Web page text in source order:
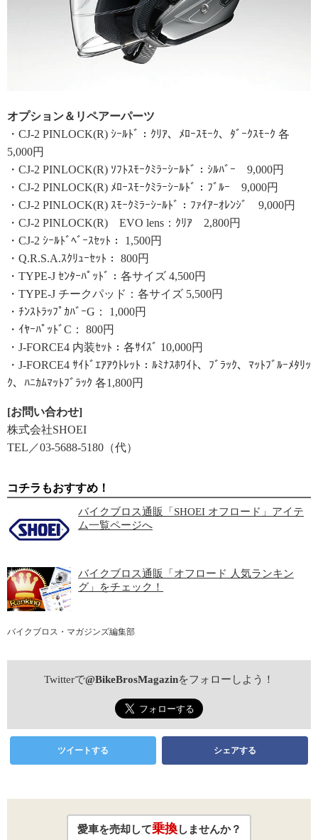
オプション＆リペアーパーツ
・CJ-2 PINLOCK(R) ｼｰﾙﾄﾞ：ｸﾘｱ、ﾒﾛｰｽﾓｰｸ、ﾀﾞｰｸｽﾓｰｸ 各
5,000円
・CJ-2 PINLOCK(R) ｿﾌﾄｽﾓｰｸﾐﾗｰｼｰﾙﾄﾞ：ｼﾙﾊﾞｰ 9,000円
・CJ-2 PINLOCK(R) ﾒﾛｰｽﾓｰｸﾐﾗｰｼｰﾙﾄﾞ：ﾌﾞﾙｰ 9,000円
・CJ-2 PINLOCK(R) ｽﾓｰｸﾐﾗｰｼｰﾙﾄﾞ：ﾌｧｲｱｰｵﾚﾝｼﾞ 9,000円
・CJ-2 PINLOCK(R) EVO lens：ｸﾘｱ 2,800円
・CJ-2 ｼｰﾙﾄﾞﾍﾞｰｽｾｯﾄ： 1,500円
・Q.R.S.A.ｽｸﾘｭｰｾｯﾄ： 800円
・TYPE-J ｾﾝﾀｰﾊﾟｯﾄﾞ：各サイズ 4,500円
・TYPE-J チークパッド：各サイズ 5,500円
・ﾁﾝｽﾄﾗｯﾌﾟｶﾊﾞｰG： 1,000円
・ｲﾔｰﾊﾟｯﾄﾞC： 800円
・J-FORCE4 内装ｾｯﾄ：各ｻｲｽﾞ 10,000円
・J-FORCE4 ｻｲﾄﾞｴｱｱｳﾄﾚｯﾄ：ﾙﾐﾅｽﾎﾜｲﾄ、ﾌﾞﾗｯｸ、ﾏｯﾄﾌﾞﾙｰﾒﾀﾘｯ
ｸ、ﾊﾆｶﾑﾏｯﾄﾌﾞﾗｯｸ 各1,800円
[お問い合わせ]
株式会社SHOEI
TEL／03-5688-5180（代）
コチラもおすすめ！
バイクブロス通販「SHOEI オフロード」アイテ
ム一覧ページへ
バイクブロス通販「オフロード 人気ランキン
グ」をチェック！
バイクブロス・マガジンズ編集部
Twitterで@BikeBrosMagazinをフォローしよう！
ツイートする シェアする
愛車を売却して乗換しませんか？